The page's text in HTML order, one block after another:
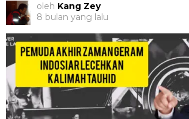
oleh Kang Zey
8 bulan yang lalu